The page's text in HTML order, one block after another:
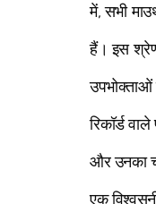
में, सभी
हैं। इस
रिकॉर्ड
और उनका
एक